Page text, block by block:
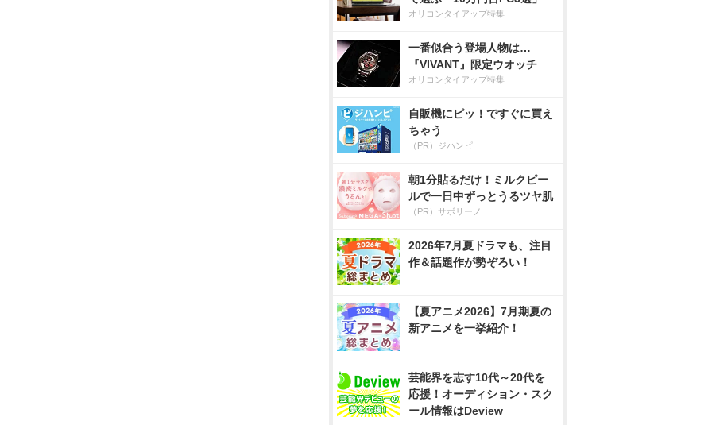
オリコンタイアップ特集
一番似合う登場人物は…
『VIVANT』限定ウオッチ
オリコンタイアップ特集
自販機にピッ！ですぐに買え
ちゃう
（PR）ジハンピ
朝1分貼るだけ！ミルクピー
ルで一日中ずっとうるツヤ肌
（PR）サボリーノ
2026年7月夏ドラマも、注目
作＆話題作が勢ぞろい！
【夏アニメ2026】7月期夏の
新アニメを一挙紹介！
芸能界を志す10代～20代を
応援！オーディション・スク
ール情報はDeview